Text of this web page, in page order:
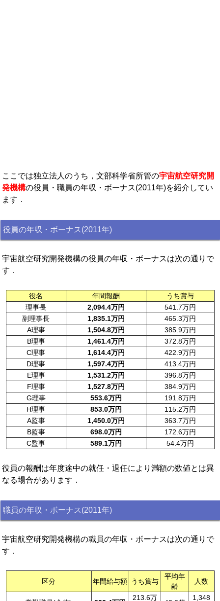
ここでは独立法人のうち，文部科学省所管の宇宙航空研究開
発機構の役員・職員の年収・ボーナス(2011年)を紹介してい
ます．
役員の年収・ボーナス(2011年)
宇宙航空研究開発機構の役員の年収・ボーナスは次の通りで
す．
役名 年間報酬
うち賞与
理事長
2,094.4万円
541.7万円
副理事長
1,835.1万円
465.3万円
A理事
1,504.8万円
385.9万円
B理事
1,461.4万円
372.8万円
C理事
1,614.4万円
422.9万円
D理事
1,597.4万円
413.4万円
E理事
1,531.2万円
396.8万円
F理事
1,527.8万円
384.9万円
G理事
553.6万円
191.8万円
H理事
853.0万円
115.2万円
A監事
1,450.0万円
363.7万円
B監事
698.0万円
172.6万円
C監事
589.1万円 54.4万円
役員の報酬は年度途中の就任・退任により満額の数値とは異
なる場合があります．
職員の年収・ボーナス(2011年)
宇宙航空研究開発機構の職員の年収・ボーナスは次の通りで
す．
区分 年間給与額 うち賞与
平均年
齢
人数
213.6万 1,348